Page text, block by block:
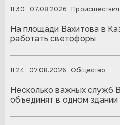
11:30 07.08.2026 Происшествия
На площади Вахитова в
работать светофоры
11:24 07.08.2026 Общество
Несколько важных служб
объединят в одном здании